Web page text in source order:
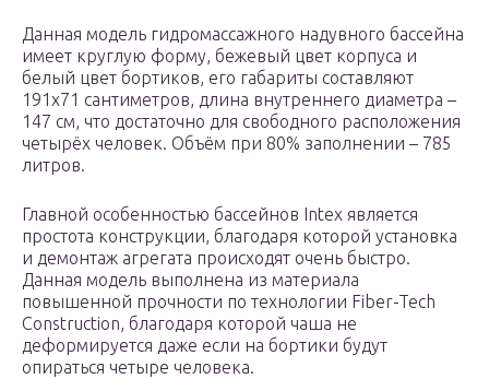
Данная модель гидромассажного надувного бассейна
имеет круглую форму, бежевый цвет корпуса и
белый цвет бортиков, его габариты составляют
191х71 сантиметров, длина внутреннего диаметра –
147 см, что достаточно для свободного расположения
четырёх человек. Объём при 80% заполнении – 785
литров.
Главной особенностью бассейнов Intex является
простота конструкции, благодаря которой установка
и демонтаж агрегата происходят очень быстро.
Данная модель выполнена из материала
повышенной прочности по технологии Fiber-Tech
Construction, благодаря которой чаша не
деформируется даже если на бортики будут
опираться четыре человека.